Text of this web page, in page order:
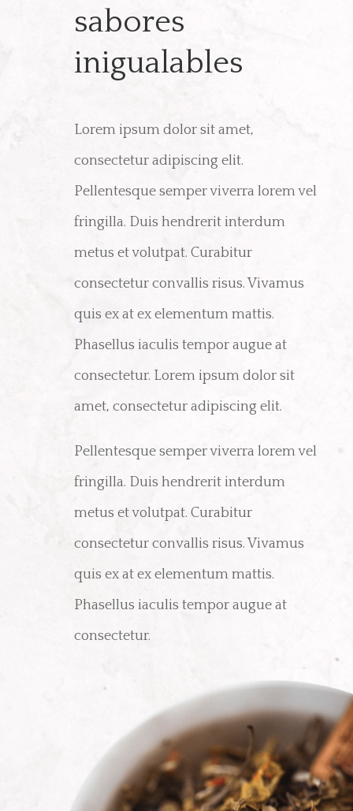
sabores
inigualables
Lorem ipsum dolor sit amet,
consectetur adipiscing elit.
Pellentesque semper viverra lorem vel
fringilla. Duis hendrerit interdum
metus et volutpat. Curabitur
consectetur convallis risus. Vivamus
quis ex at ex elementum mattis.
Phasellus iaculis tempor augue at
consectetur. Lorem ipsum dolor sit
amet, consectetur adipiscing elit.
Pellentesque semper viverra lorem vel
fringilla. Duis hendrerit interdum
metus et volutpat. Curabitur
consectetur convallis risus. Vivamus
quis ex at ex elementum mattis.
Phasellus iaculis tempor augue at
consectetur.